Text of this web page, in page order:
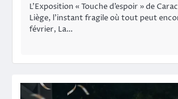
L’Exposition « Touche d’espoir » de
Liège, l’instant fragile où tout peut
février, La…